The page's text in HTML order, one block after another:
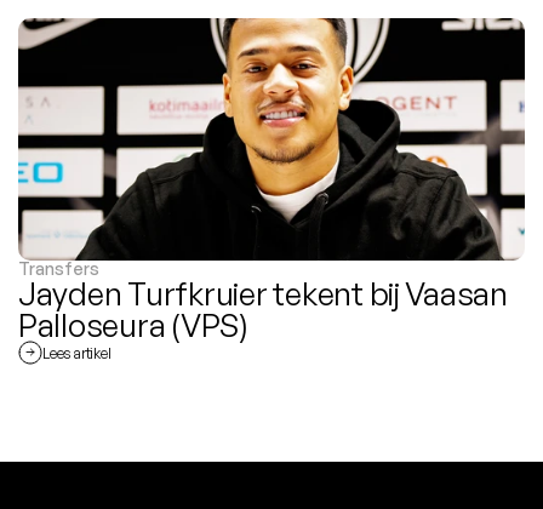
Transfers
Jayden Turfkruier tekent bij Vaasan
Palloseura (VPS)
Lees artikel